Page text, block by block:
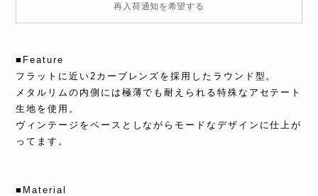
再入荷通知を希望する
■Feature
フラットに近い2カーブレンズを採用したラウンド型。
メタルリムの内側には極薄でも耐えられる特殊なアセテート
生地を使用。
ヴィンテージをベースとしながらモードなデザインに仕上が
ってます。
■Material